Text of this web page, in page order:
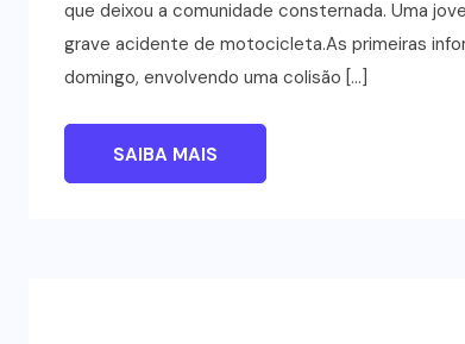
que deixou a comunidade consternada. Uma
grave acidente de motocicleta.As primeiras
domingo, envolvendo uma colisão […]
SAIBA MAIS